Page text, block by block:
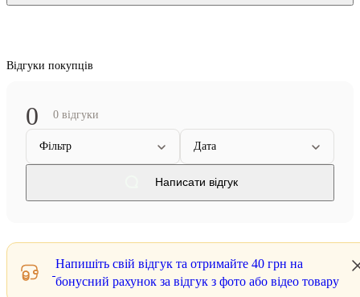
Відгуки покупців
0 0 відгуки
Фільтр Дата
Написати відгук
Напишіть свій відгук та отримайте 40 грн на
бонусний рахунок за відгук з фото або відео товару